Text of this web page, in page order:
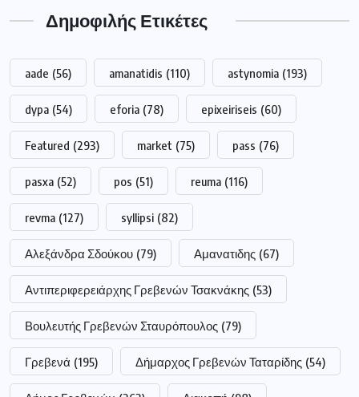
Δημοφιλής Ετικέτες
aade (56) amanatidis (110) astynomia (193)
dypa (54) eforia (78) epixeiriseis (60)
Featured (293) market (75) pass (76)
pasxa (52) pos (51) reuma (116)
revma (127) syllipsi (82)
Αλεξάνδρα Σδούκου (79) Αμανατιδης (67)
Αντιπεριφερειάρχης Γρεβενών Τσακνάκης (53)
Βουλευτής Γρεβενών Σταυρόπουλος (79)
Γρεβενά (195) Δήμαρχος Γρεβενών Ταταρίδης (54)